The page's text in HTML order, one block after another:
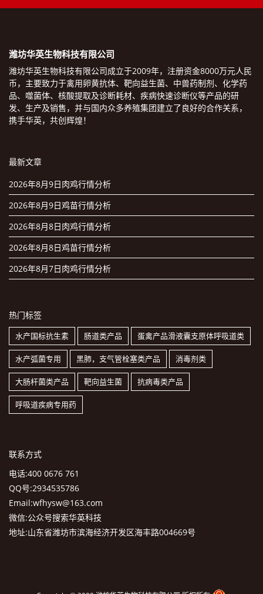
潍坊华英生物科技有限公司
潍坊华英生物科技有限公司成立于2009年，注册资金8000万元人民
币，主要致力于禽用卵黄抗体、靶向益生菌、中兽药制剂、化学药
品、噬菌体、核酸提取及诊断耗材、疾病快速诊断仪等产品的研
发、生产及销售，并与国内众多养殖集团建立了良好的合作关系，
携手华英，共创辉煌！
最新文章
2026年8月9日肉鸡行情分析
2026年8月9日鸡苗行情分析
2026年8月8日肉鸡行情分析
2026年8月8日鸡苗行情分析
2026年8月7日肉鸡行情分析
热门标签
水产国标抗生素 肠道类产品 蛋禽产品滑液囊支原体呼吸道类
水产弧菌专用 黑肺，支气管栓塞类产品 消毒剂类
大肠杆菌类产品 靶向益生菌 抗病毒类产品
呼吸道疾病专用药
联系方式
电话:400 0676 761
QQ号:2934535786
Email:wfhysw@163.com
微信:公众号搜索华英科技
地址:山东省潍坊市滨海经济开发区海丰路004669号